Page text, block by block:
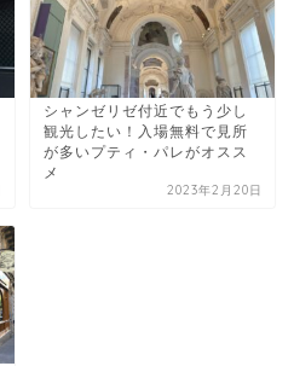
シャンゼリゼ付近でもう少し
観光したい！入場無料で見所
が多いプティ・パレがオスス
メ
2023年2月20日